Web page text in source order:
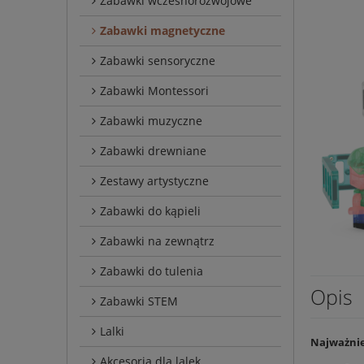
Zabawki magnetyczne
Zabawki sensoryczne
Zabawki Montessori
Zabawki muzyczne
Zabawki drewniane
Zestawy artystyczne
Zabawki do kąpieli
Zabawki na zewnątrz
Zabawki do tulenia
Zabawki STEM
Lalki
Opis